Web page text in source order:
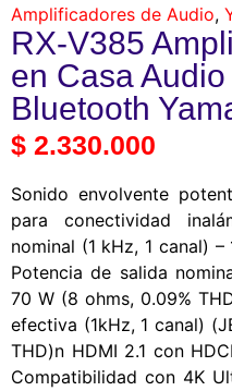
Amplificadores de Audio,
RX-V385
en Casa
Bluetooth
$ 2.330.000
Sonido envolvente
para conectividad
nominal (1 kHz, 1 canal)
Potencia de salida
70 W (8 ohms, 0.09%
efectiva (1kHz, 1 canal)
THD)n HDMI 2.1 con
Compatibilidad con 4K